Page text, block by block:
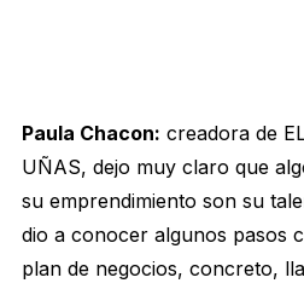
Paula Chacon: creadora de
UÑAS, dejo muy claro que
su emprendimiento son su
dio a conocer algunos pasos
plan de negocios, concreto,